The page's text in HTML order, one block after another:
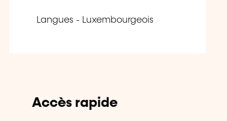
Langues - Luxembourgeois
Accès rapide